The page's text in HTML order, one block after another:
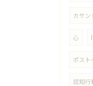
カサン
心
ポスト
認知行